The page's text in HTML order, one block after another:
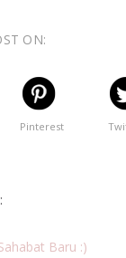
ON:
Pinterest
Baru :)